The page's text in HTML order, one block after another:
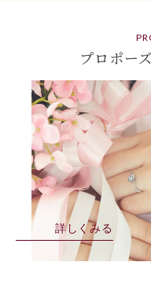
プロポー
詳しくみる